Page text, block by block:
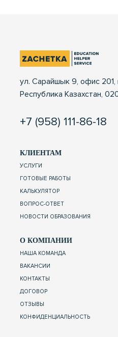
ул. Сарайшык 9, офис 201,
Республика Казахстан,
+7 (958) 111-86-18
КЛИЕНТАМ
УСЛУГИ
ГОТОВЫЕ РАБОТЫ
КАЛЬКУЛЯТОР
ВОПРОС-ОТВЕТ
НОВОСТИ ОБРАЗОВАНИЯ
О КОМПАНИИ
НАША КОМАНДА
ВАКАНСИИ
КОНТАКТЫ
ДОГОВОР
ОТЗЫВЫ
КОНФИДЕНЦИАЛЬНОСТЬ